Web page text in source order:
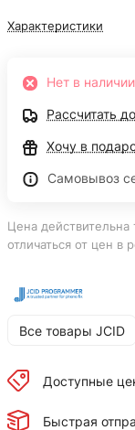
Характеристики
Нет в наличии
Рассчитать
Хочу в
Самовывоз
Цена
отличаться от цен в
Все товары JCID
Доступные
Быстрая